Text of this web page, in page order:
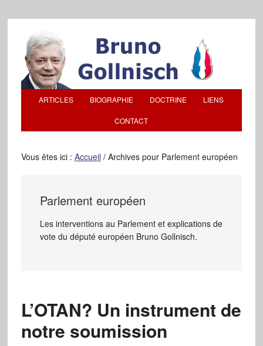
ARTICLES BIOGRAPHIE DOCTRINE LIENS
CONTACT
Vous êtes ici : Accueil /Archives pour Parlement européen
Parlement européen
Les interventions au Parlement et explications de
vote du député européen Bruno Gollnisch.
L’OTAN? Un instrument de
notre soumission